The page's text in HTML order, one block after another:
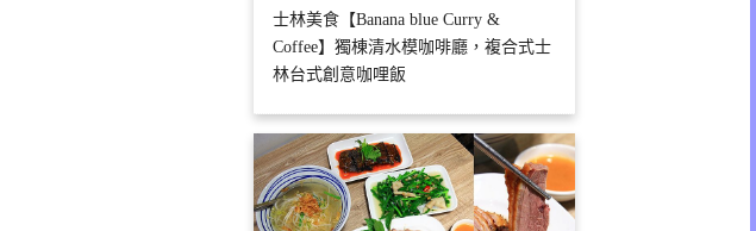
士林美食【Banana blue Curry &
Coffee】獨棟清水模咖啡廳，複合式士
林台式創意咖哩飯